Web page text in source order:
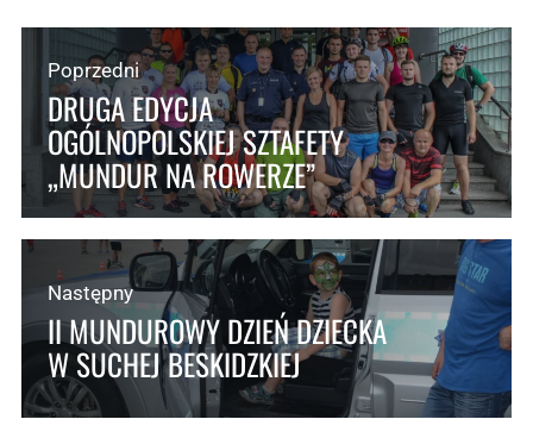
Poprzedni
DRUGA EDYCJA
OGÓLNOPOLSKIEJ SZTAFETY
„MUNDUR NA ROWERZE”
Następny
II MUNDUROWY DZIEŃ DZIECKA
W SUCHEJ BESKIDZKIEJ